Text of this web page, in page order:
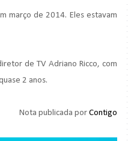
março de 2014. Eles estavam
de TV Adriano Ricco, com
2 anos.
Nota publicada por Contigo